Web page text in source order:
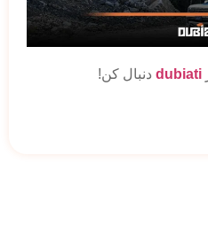
dubiati دنبال کن!